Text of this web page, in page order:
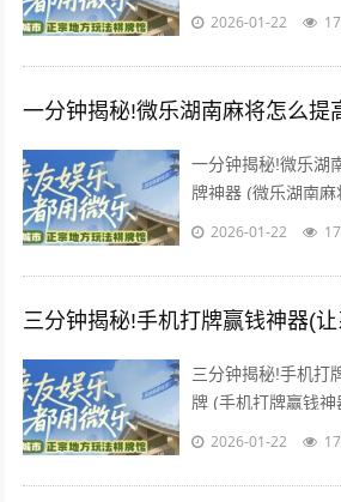
一款可以让一直输
2026-01-22
一分钟揭秘!微乐湖南麻将怎么提
一分钟揭秘!微乐湖
牌神器 (微乐湖南
牌辅助是一款可以
2026-01-22
三分钟揭秘!手机打牌赢钱神器(
三分钟揭秘!手机打
牌 (手机打牌赢钱
可以让一直输的玩
2026-01-22